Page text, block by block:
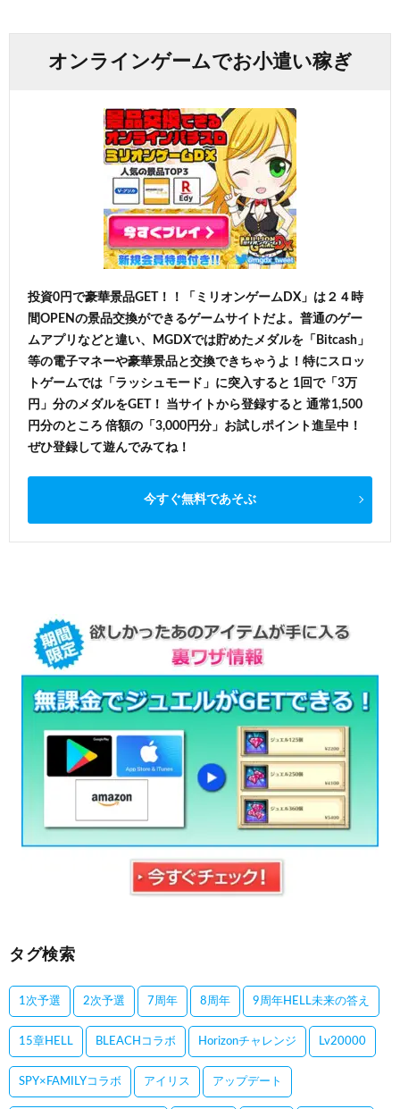
オンラインゲームでお小遣い稼ぎ
投資0円で豪華景品GET！！「ミリオンゲームDX」は２４時
間OPENの景品交換ができるゲームサイトだよ。普通のゲー
ムアプリなどと違い、MGDXでは貯めたメダルを「Bitcash」
等の電子マネーや豪華景品と交換できちゃうよ！特にスロッ
トゲームでは「ラッシュモード」に突入すると 1回で「3万
円」分のメダルをGET！ 当サイトから登録すると 通常1,500
円分のところ 倍額の「3,000円分」お試しポイント進呈中！
ぜひ登録して遊んでみてね！
今すぐ無料であそぶ
タグ検索
1次予選 2次予選 7周年 8周年 9周年HELL未来の答え
15章HELL BLEACHコラボ Horizonチャレンジ Lv20000
SPY×FAMILYコラボ アイリス アップデート